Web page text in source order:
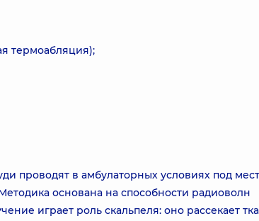
термоабляция);
проводят в амбулаторных условиях под
основана на способности радиоволн
играет роль скальпеля: оно рассекает